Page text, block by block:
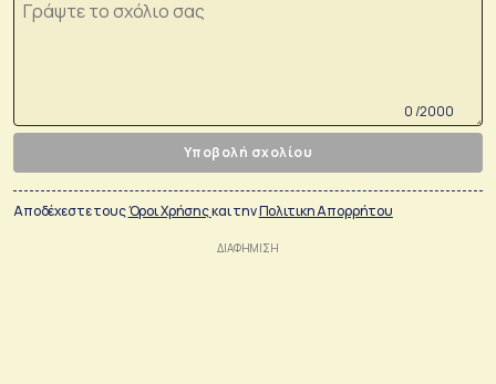
0 /2000
Υποβολή σχολίου
Αποδέχεστε τουςΌροι Χρήσηςκαι τηνΠολιτικη Απορρήτου